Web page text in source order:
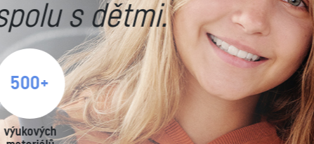
750+
zodpovězených
dotazů k mobilitě
vědců do/z ČR
ročně